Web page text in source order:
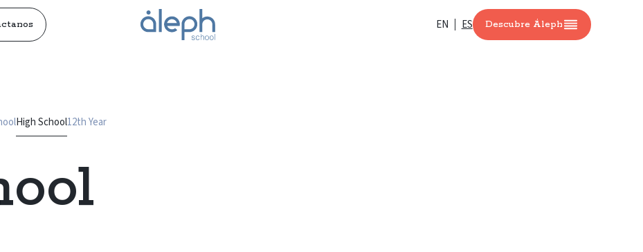
EN ES Descubre Áleph
High School12th Year